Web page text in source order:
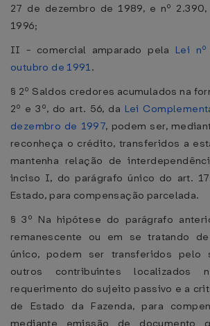
27 de dezembro de 1989, e nº
1996;
II - comercial amparado pela Lei
outubro de 1991.
§ 2º Saldos credores acumulados na
2º e 3º, do art. 56, da Lei
dezembro de 1997, podem ser,
reconheça o crédito, transferidos a
mantenha relação de
inciso I, do parágrafo único do art.
Estado, para compensação parcelada.
§ 3º Na hipótese do parágrafo
remanescente ou em se tratando
único, podem ser transferidos pelo
outros contribuintes localizados
requerimento do sujeito passivo e a
de Estado da Fazenda, para
mediante emissão de documento